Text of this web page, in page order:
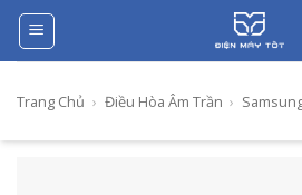
Skip
content
Trang Chủ › Điều Hòa Âm Trần ›